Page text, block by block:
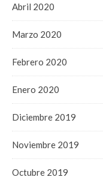
Abril 2020
Marzo 2020
Febrero 2020
Enero 2020
Diciembre 2019
Noviembre 2019
Octubre 2019